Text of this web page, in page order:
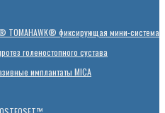
TOMAHAWK® фиксирующая мини-система
голеностопного сустава
имплантаты MICA